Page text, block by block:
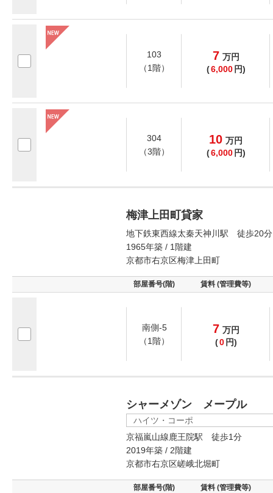
103
（1階）
7 万円
(6,000 円)
304
（3階）
10 万円
(6,000 円)
梅津上田町貸家
地下鉄東西線太秦天神川駅 徒歩20分
1965年築 / 1階建
京都市右京区梅津上田町
部屋番号(階) 賃料 (管理費等)
南側-5
（1階）
7 万円
(0 円)
シャーメゾン メープル
ハイツ・コーポ
京福嵐山線鹿王院駅 徒歩1分
2019年築 / 2階建
京都市右京区嵯峨北堀町
部屋番号(階) 賃料 (管理費等)